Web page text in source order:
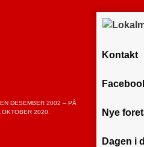
DESEMBER 2002 – PÅ
2020.
Kontakt
Nye
Dagen i